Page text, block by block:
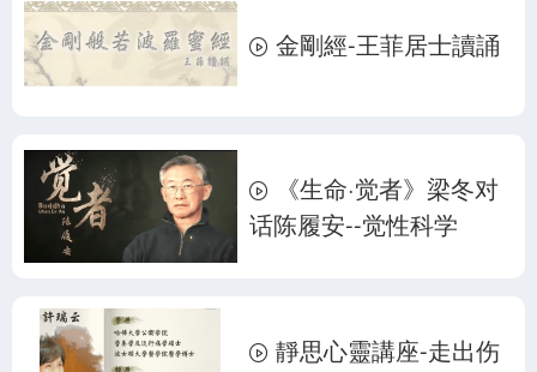
金剛經-王菲居士讀誦
《生命·觉者》梁冬对
话陈履安--觉性科学
靜思心靈講座-走出伤